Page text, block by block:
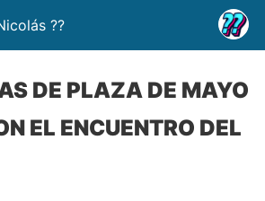
??
DE PLAZA DE MAYO
EL ENCUENTRO DEL